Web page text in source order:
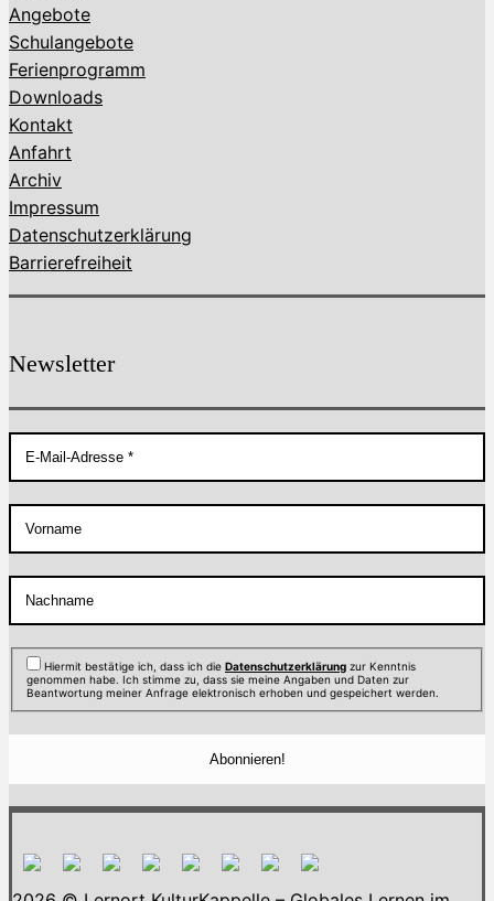
Angebote
Schulangebote
Ferienprogramm
Downloads
Kontakt
Anfahrt
Archiv
Impressum
Datenschutzerklärung
Barrierefreiheit
Newsletter
Hiermit bestätige ich, dass ich die Datenschutzerklärung zur Kenntnis
genommen habe. Ich stimme zu, dass sie meine Angaben und Daten zur
Beantwortung meiner Anfrage elektronisch erhoben und gespeichert werden.